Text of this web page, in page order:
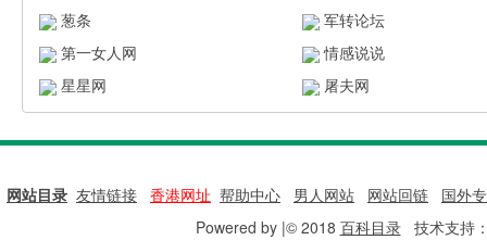
葱条
军转论坛
第一女人网
情感说说
星星网
屠夫网
网站目录 友情链接 香港网址 帮助中心 男人网站 网站回链
国外
Powered by |© 2018 百科目录技术支持